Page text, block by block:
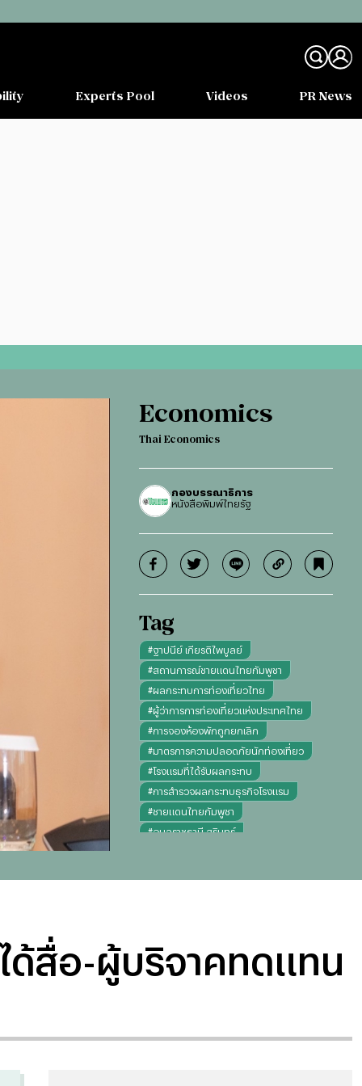
Experts Pool Videos PR News
Economics
Thai Economics
กองบรรณาธิการ
หนังสือพิมพ์ไทยรัฐ
Tag
#ฐาปนีย์ เกียรติไพบูลย์
#สถานการณ์ชายแดนไทยกัมพูชา
#ผลกระทบการท่องเที่ยวไทย
#ผู้ว่าการการท่องเที่ยวแห่งประเทศไทย
#การจองห้องพักถูกยกเลิก
#มาตรการความปลอดภัยนักท่องเที่ยว
#โรงแรมที่ได้รับผลกระทบ
#การสำรวจผลกระทบธุรกิจโรงแรม
#ชายแดนไทยกัมพูชา
#อุบลราชธานี สุรินทร์
ด้สื่อ-ผู้บริจาคทดแทน